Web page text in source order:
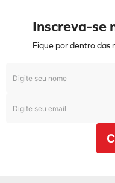
Inscreva-se
Fique por dentro das